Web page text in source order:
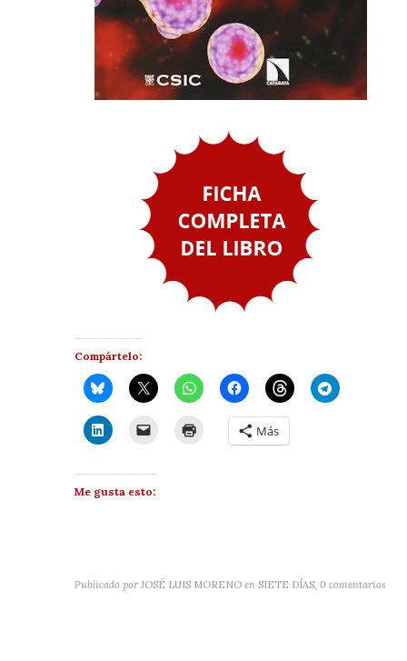
Compártelo:
Más
Me gusta esto:
Publicado por JOSÉ LUIS MORENO en SIETE DÍAS,0 comentarios